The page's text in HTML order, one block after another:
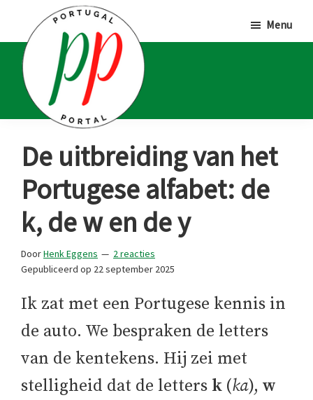
hoofd
inhoud
eerste
sidebar
voettekst
Portal
Portugalliefhebbers
en
-
fanaten
Menu
De uitbreiding van het
Portugese alfabet: de
k, de w en de y
DoorHenk Eggens
2 reacties
Gepubliceerd op 22 september 2025
Ik zat met een Portugese kennis in
de auto. We bespraken de letters
van de kentekens. Hij zei met
stelligheid dat de letters k (ka), w